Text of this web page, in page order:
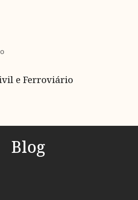
e Ferroviário
Blog